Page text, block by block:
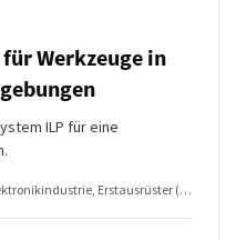
Werkzeuge in
ILP für eine
Erstausrüster (OEMs)